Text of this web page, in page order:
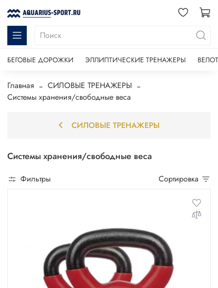
БЕГОВЫЕ ДОРОЖКИ ЭЛЛИПТИЧЕСКИЕ ТРЕНАЖЕРЫ
Главная
СИЛОВЫЕ ТРЕНАЖЕРЫ
Системы хранения/свободные веса
Системы хранения/свободные веса
Фильтры Сортировка
СИЛОВЫЕ ТРЕНАЖЕРЫ